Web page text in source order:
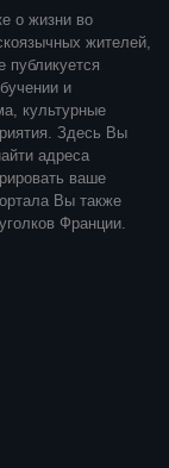
о жизни во
жителей,
публикуется
и
культурные
Здесь Вы
адреса
ваше
Вы также
Франции.